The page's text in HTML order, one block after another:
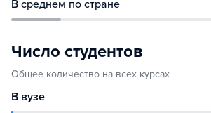
В среднем по стране
Число студентов
Общее количество на всех курсах
В вузе